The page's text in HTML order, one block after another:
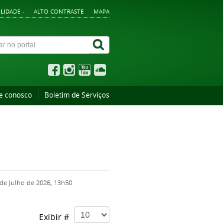
- ALTO CONTRASTE MAPA
conosco Boletim de Serviços
Julho de 2026, 13h50
Exibir #